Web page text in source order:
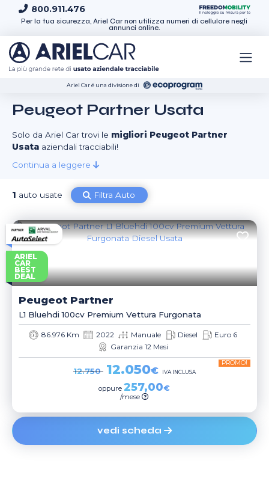
Skip to content
800.911.476
Per la tua sicurezza, Ariel Car non utilizza numeri di cellulare negli
annunci online.
Ariel Car é una divisione di
Peugeot Partner Usata
Solo da Ariel Car trovi le migliori Peugeot Partner
Usata aziendali tracciabili!
Continua a leggere
1 auto usate Filtra Auto
ARIEL
CAR
BEST
DEAL
Peugeot Partner
L1 Bluehdi 100cv Premium Vettura Furgonata
86.976 Km 2022 Manuale Diesel
Euro 6
Garanzia 12 Mesi
12.750 12.050€
PROMO!
IVA INCLUSA
oppure 257,00€
/mese
vedi scheda